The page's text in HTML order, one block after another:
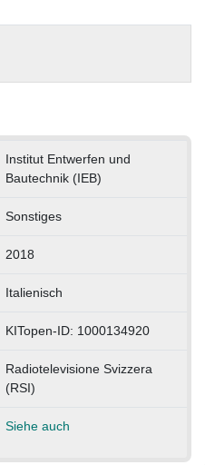
Institut Entwerfen und
Bautechnik (IEB)
Sonstiges
2018
Italienisch
KITopen-ID: 1000134920
Radiotelevisione Svizzera
(RSI)
Siehe auch